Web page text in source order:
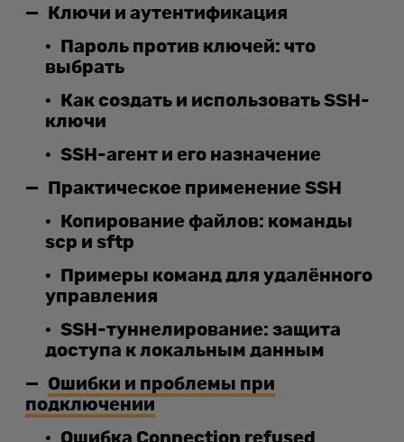
Ключи и аутентификация
Пароль против ключей: что
выбрать
Как создать и использовать SSH-
ключи
SSH-агент и его назначение
Практическое применение SSH
Копирование файлов: команды
scp и sftp
Примеры команд для удалённого
управления
SSH-туннелирование: защита
доступа к локальным данным
Ошибки и проблемы при
подключении
Ошибка Connection refused